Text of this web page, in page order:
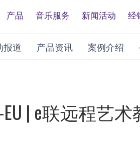
产品 音乐服务 新闻活动 经
报道 产品资讯 案例介绍
EU | e联远程